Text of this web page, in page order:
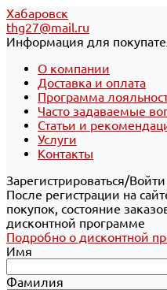
Хабаровск
thg27@mail.ru
Информация для
О компании
Доставка и оплата
Программа
Часто задаваемые
Статьи и
Услуги
Контакты
Зарегистрироваться/Войти
После регистрации на
покупок, состояние
дисконтной программе
Подробно о дисконтной
Имя
Фамилия